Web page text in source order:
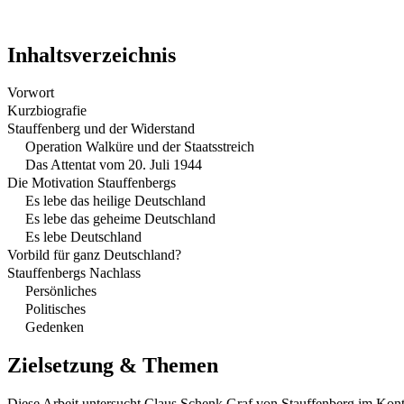
Inhaltsverzeichnis
Vorwort
Kurzbiografie
Stauffenberg und der Widerstand
Operation Walküre und der Staatsstreich
Das Attentat vom 20. Juli 1944
Die Motivation Stauffenbergs
Es lebe das heilige Deutschland
Es lebe das geheime Deutschland
Es lebe Deutschland
Vorbild für ganz Deutschland?
Stauffenbergs Nachlass
Persönliches
Politisches
Gedenken
Zielsetzung & Themen